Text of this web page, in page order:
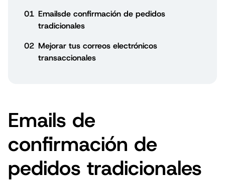
01 Emailsde confirmación de pedidos
tradicionales
02 Mejorar tus correos electrónicos
transaccionales
Emails de
confirmación de
pedidos tradicionales